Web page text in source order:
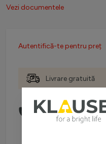
Vezi documentele
Autentifică-te pentru preț
Livrare gratuită
Comanda telefonic
0738 757 210
(L-V: 08:30-16:00)